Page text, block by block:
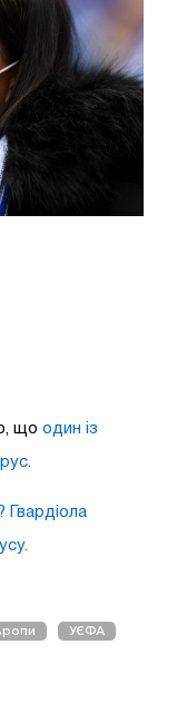
що один із
Гвардіола
УЄФА